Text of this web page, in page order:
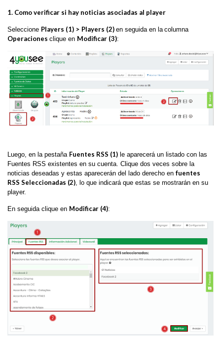
1. Como verificar si hay noticias asociadas al player
Seleccione Players (1) > Players (2) en seguida en la columna
Operaciones clique en Modificar (3):
Luego, en la pestaña Fuentes RSS (1) le aparecerá un listado con las
Fuentes RSS existentes en su cuenta. Clique dos veces sobre la
noticias deseadas y estas aparecerán del lado derecho en fuentes
RSS Seleccionadas (2) , lo que indicará que estas se mostrarán en su
player.
En seguida clique en Modificar (4):